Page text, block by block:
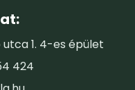
arcápolók
és feszesebbé
1. 4-es épület
424